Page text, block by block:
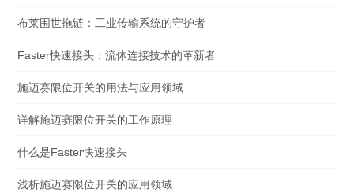
布莱围世拖链：工业传输系统的守护者
Faster快速接头：流体连接技术的革新者
施迈赛限位开关的用法与应用领域
详解施迈赛限位开关的工作原理
什么是Faster快速接头
浅析施迈赛限位开关的应用领域